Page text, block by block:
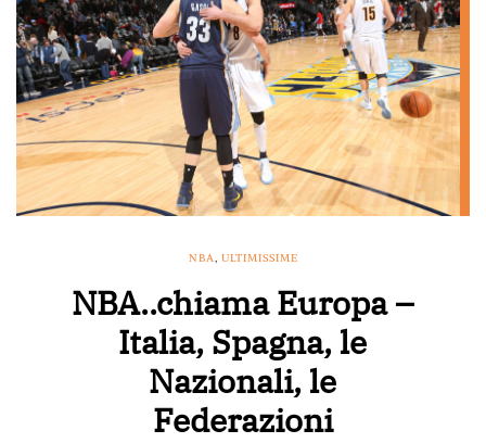
NBA, ULTIMISSIME
NBA..chiama Europa –
Italia, Spagna, le
Nazionali, le
Federazioni